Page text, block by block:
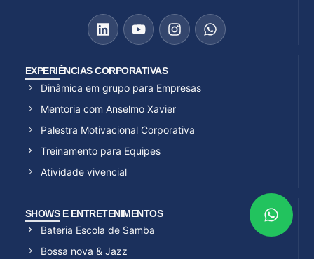
EXPERIÊNCIAS CORPORATIVAS
Dinâmica em grupo para Empresas
Mentoria com Anselmo Xavier
Palestra Motivacional Corporativa
Treinamento para Equipes
Atividade vivencial
SHOWS E ENTRETENIMENTOS
Bateria Escola de Samba
Bossa nova & Jazz